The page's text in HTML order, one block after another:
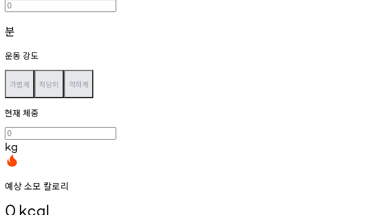
분
운동 강도
가볍게 적당히 격하게
현재 체중
kg
예상 소모 칼로리
0 kcal